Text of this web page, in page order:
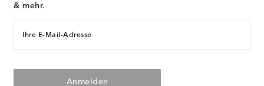
& mehr.
Ihre E-Mail-Adresse
Anmelden